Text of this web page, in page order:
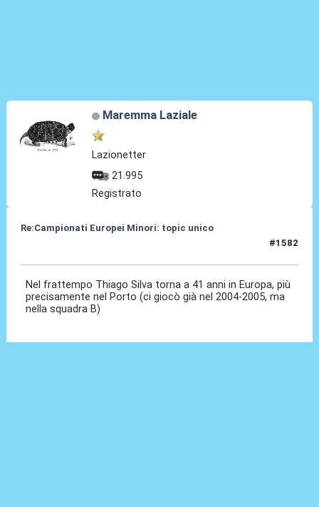
Maremma Laziale
Lazionetter
21.995
Registrato
Re:Campionati Europei Minori: topic unico
#1582
Nel frattempo Thiago Silva torna a 41 anni in Europa, più
precisamente nel Porto (ci giocò già nel 2004-2005, ma
nella squadra B)